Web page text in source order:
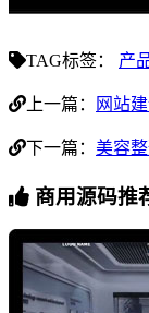
TAG标签： 产
上一篇： 网站
下一篇： 美容
商用源码推